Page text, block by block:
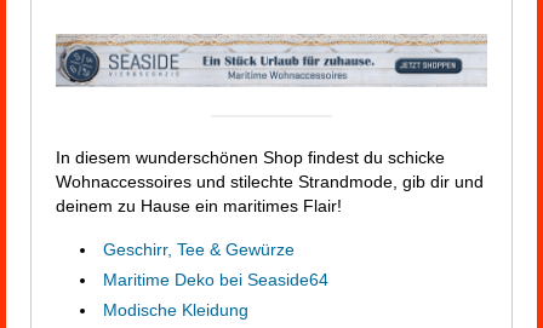
In diesem wunderschönen Shop findest du schicke
Wohnaccessoires und stilechte Strandmode, gib dir und
deinem zu Hause ein maritimes Flair!
Geschirr, Tee & Gewürze
Maritime Deko bei Seaside64
Modische Kleidung